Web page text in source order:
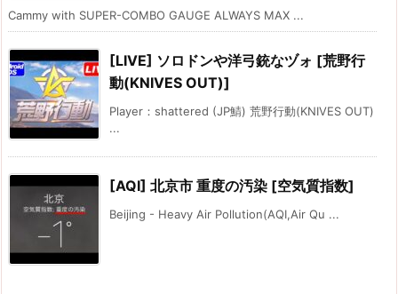
Cammy with SUPER-COMBO GAUGE ALWAYS MAX ...
[LIVE] ソロドンや洋弓銃なヅォ [荒野行
動(KNIVES OUT)]
Player：shattered (JP鯖) 荒野行動(KNIVES OUT)
...
[AQI] 北京市 重度の汚染 [空気質指数]
Beijing - Heavy Air Pollution(AQI,Air Qu ...